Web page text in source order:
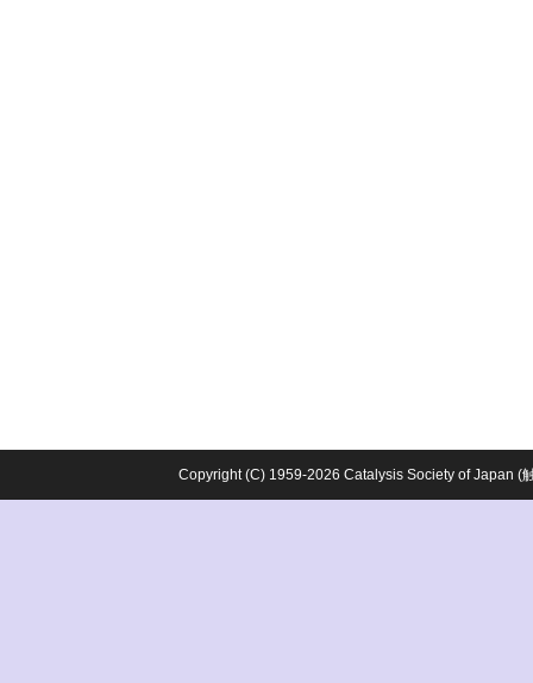
Copyright (C) 1959-2026 Catalysis Society of Japan (